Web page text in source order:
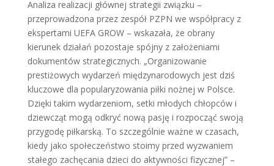
Analiza realizacji głównej strategii związku –
przeprowadzona przez zespół PZPN we współpracy z
ekspertami UEFA GROW – wskazała, że obrany
kierunek działań pozostaje spójny z założeniami
dokumentów strategicznych. „Organizowanie
prestiżowych wydarzeń międzynarodowych jest dziś
kluczowe dla popularyzowania piłki nożnej w Polsce.
Dzięki takim wydarzeniom, setki młodych chłopców i
dziewcząt mogą odkryć nową pasję i rozpocząć swoją
przygodę piłkarską. To szczególnie ważne w czasach,
kiedy jako społeczeństwo stoimy przed wyzwaniem
stałego zachęcania dzieci do aktywności fizycznej” –